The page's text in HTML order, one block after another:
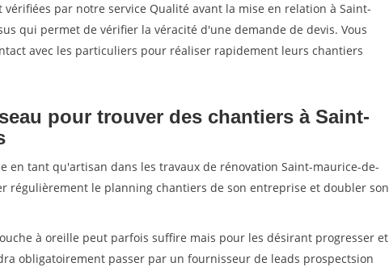
vérifiées par notre service Qualité avant la mise en relation à Saint-
qui permet de vérifier la véracité d'une demande de devis. Vous
avec les particuliers pour réaliser rapidement leurs chantiers
pour trouver des chantiers à Saint-
en tant qu'artisan dans les travaux de rénovation Saint-maurice-de-
régulièrement le planning chantiers de son entreprise et doubler son
à oreille peut parfois suffire mais pour les désirant progresser et
obligatoirement passer par un fournisseur de leads prospectsion